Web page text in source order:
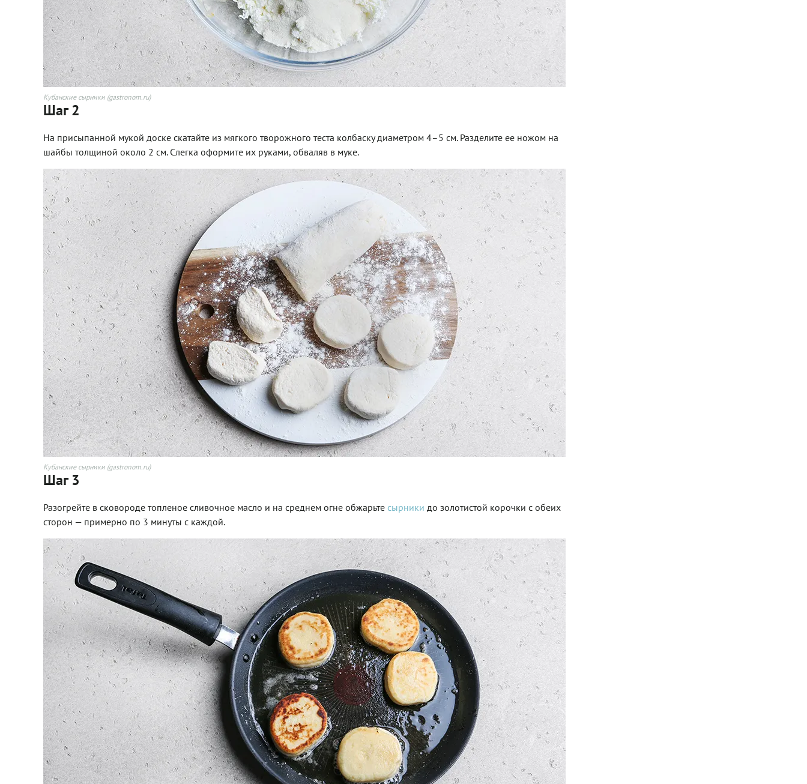
Кубанские сырники (gastronom.ru)
Шаг 2
На присыпанной мукой доске скатайте из мягкого творожного теста колбаску диаметром 4–5 см. Разделите ее ножом на
шайбы толщиной около 2 см. Слегка оформите их руками, обваляв в муке.
Кубанские сырники (gastronom.ru)
Шаг 3
Разогрейте в сковороде топленое сливочное масло и на среднем огне обжарьте сырники до золотистой корочки с обеих
сторон — примерно по 3 минуты с каждой.